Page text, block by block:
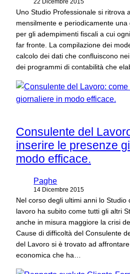
22 Dicembre 2015
Uno Studio Professionale si ritrova
mensilmente e periodicamente
per gli adempimenti fiscali a cui
far fronte. La compilazione dei
calcolo dei dati che confluiscono
dei programmi di contabilità che
Consulente del
inserire le presenze
modo efficace.
Paghe
14 Dicembre 2015
Nel corso degli ultimi anni lo Studio
lavoro ha subito come tutti gli altri
anche in misura maggiore la crisi
Cause di difficoltà del Consulente
del Lavoro si è trovato ad
economica che ha…